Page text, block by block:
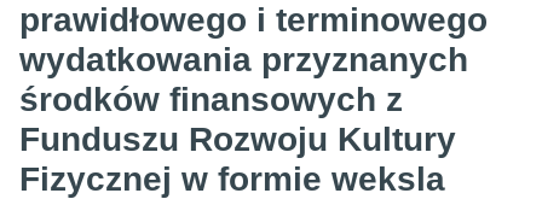
prawidłowego i terminowego
wydatkowania przyznanych
środków finansowych z
Funduszu Rozwoju Kultury
Fizycznej w formie weksla